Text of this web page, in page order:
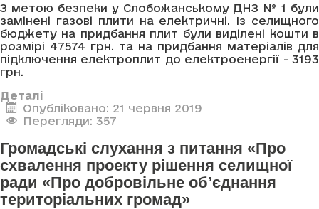
З метою безпеки у Слобожанському ДНЗ № 1 були
замінені газові плити на електричні. Із селищного
бюджету на придбання плит були виділені кошти в
розмірі 47574 грн. та на придбання матеріалів для
підключення електроплит до електроенергії - 3193
грн.
Деталі
Опубліковано: 21 червня 2019
Перегляди: 357
Громадські слухання з питання «Про
схвалення проекту рішення селищної
ради «Про добровільне об’єднання
територіальних громад»